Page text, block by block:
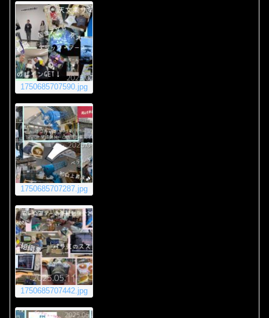
1750685707590.jpg
1750685707287.jpg
1750685707442.jpg